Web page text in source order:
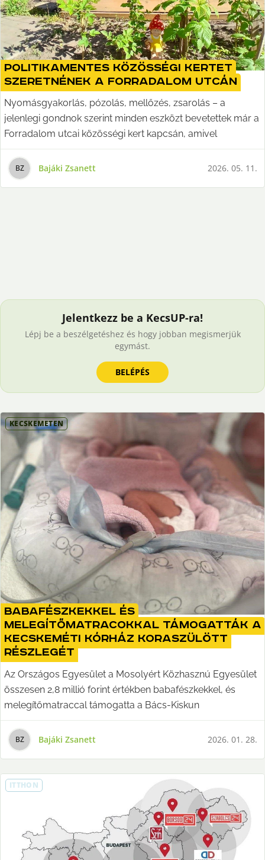
Politikamentes közösségi kertet
szeretnének a Forradalom utcán
Nyomásgyakorlás, pózolás, mellőzés, zsarolás – a
jelenlegi gondnok szerint minden eszközt bevetettek már a
Forradalom utcai közösségi kert kapcsán, amivel
BZ Bajáki Zsanett 2026. 05. 11.
Jelentkezz be a KecsUP-ra!
Lépj be a beszélgetéshez és hogy jobban megismerjük
egymást.
BELÉPÉS
KECSKEMÉTEN
Babafészkekkel és
melegítőmatracokkal támogatták a
kecskeméti kórház koraszülött
részlegét
Az Országos Egyesület a Mosolyért Közhasznú Egyesület
összesen 2,8 millió forint értékben babafészkekkel, és
melegítőmatraccal támogatta a Bács-Kiskun
BZ Bajáki Zsanett 2026. 01. 28.
ITTHON